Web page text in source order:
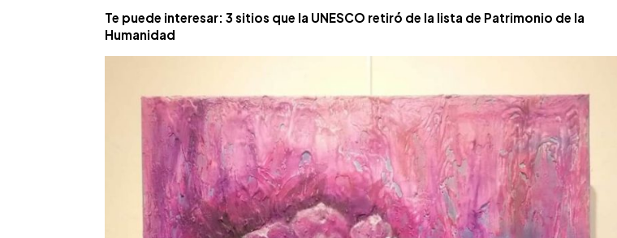
Te puede interesar: 3 sitios que la UNESCO retiró de la lista de Patrimonio de la
Humanidad